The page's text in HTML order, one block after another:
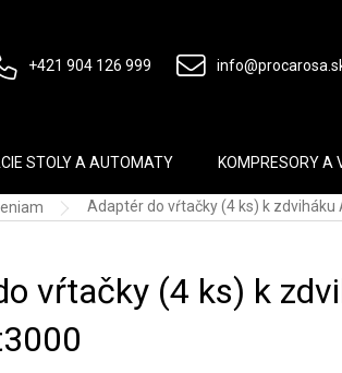
+421 904 126 999
STOLY A AUTOMATY KOMPRESORY A
Adaptér do vŕtačky (4 ks) k zdviháku
vŕtačky (4 ks) k